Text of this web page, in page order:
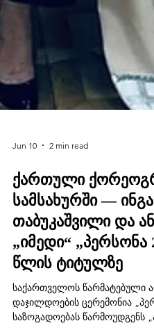
Jun 10 2 min read
ქართული
სამსახურში — ინგა
თაბუკაშვილი და